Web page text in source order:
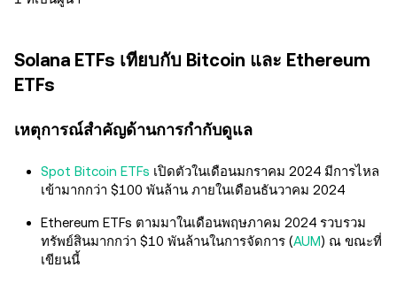
Solana ETFs เทียบกับ Bitcoin และ Ethereum
ETFs
เหตุการณ์สำคัญด้านการกำกับดูแล
Spot Bitcoin ETFs เปิดตัวในเดือนมกราคม 2024 มีการไหล
เข้ามากกว่า $100 พันล้าน ภายในเดือนธันวาคม 2024
Ethereum ETFs ตามมาในเดือนพฤษภาคม 2024 รวบรวม
ทรัพย์สินมากกว่า $10 พันล้านในการจัดการ (AUM) ณ ขณะที่
เขียนนี้